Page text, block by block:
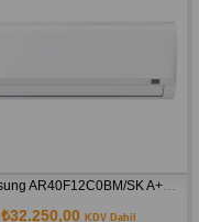
₺32.250,00 KDV Dahil